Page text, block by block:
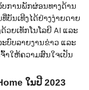
ບການພັກຜ່ອນທາງດ້ານ
ບັນເທີງໄດ້ຢ່າງງ່າຍດາຍ
ຍເທັກໂນໂລຍີ AI ແລະ
ບົບລາຍງານຂ່າວ ແລະ
ໃຫ້ຄວາມສົນໃຈເປັນ
ໃນປີ 2023